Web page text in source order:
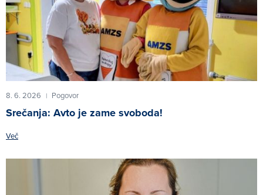
8. 6. 2026 | Pogovor
Srečanja: Avto je zame svoboda!
Več